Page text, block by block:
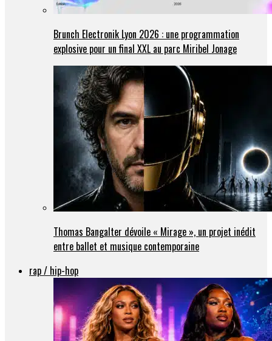
Brunch Electronik Lyon 2026 : une programmation
explosive pour un final XXL au parc Miribel Jonage
Thomas Bangalter dévoile « Mirage », un projet inédit
entre ballet et musique contemporaine
rap / hip-hop